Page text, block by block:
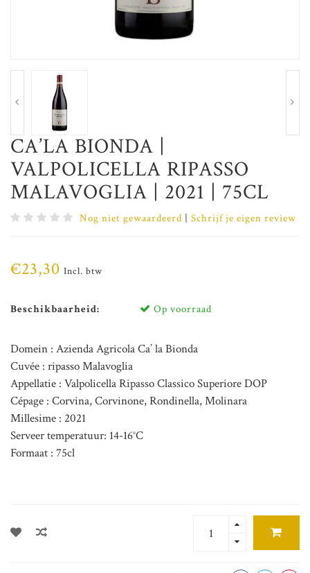
CA’LA BIONDA |
VALPOLICELLA RIPASSO
MALAVOGLIA | 2021 | 75CL
Nog niet gewaardeerd | Schrijf je eigen review
€23,30 Incl. btw
Beschikbaarheid: Op voorraad
Domein : Azienda Agricola Ca’ la Bionda
Cuvée : ripasso Malavoglia
Appellatie : Valpolicella Ripasso Classico Superiore DOP
Cépage : Corvina, Corvinone, Rondinella, Molinara
Millesime : 2021
Serveer temperatuur: 14-16°C
Formaat : 75cl